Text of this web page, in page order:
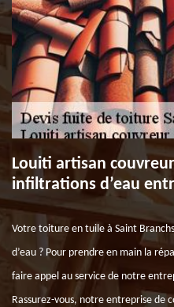
Louiti artisan
infiltrations d’eau
Votre toiture en tuile à Saint
d’eau ? Pour prendre en main la
faire appel au service de notre
Rassurez-vous, notre entreprise de